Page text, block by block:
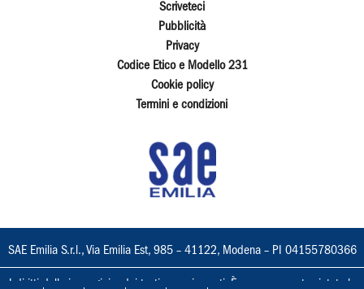
Scriveteci
Pubblicità
Privacy
Codice Etico e Modello 231
Cookie policy
Termini e condizioni
SAE Emilia S.r.l., Via Emilia Est, 985 – 41122, Modena – PI 04155780366
I diritti delle immagini e dei testi sono riservati. È espressamente vietata la